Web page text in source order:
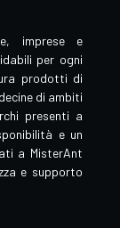
imprese e
per ogni
prodotti di
di ambiti
presenti a
e un
a MisterAnt
e supporto